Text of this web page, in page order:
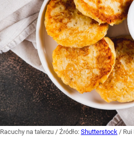
Racuchy na talerzu / Źródło: Shutterstock / Rui